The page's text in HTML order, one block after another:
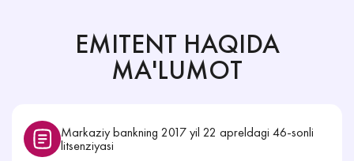
EMITENT HAQIDA
MA'LUMOT
Markaziy bankning 2017 yil 22 apreldagi 46-sonli
litsenziyasi